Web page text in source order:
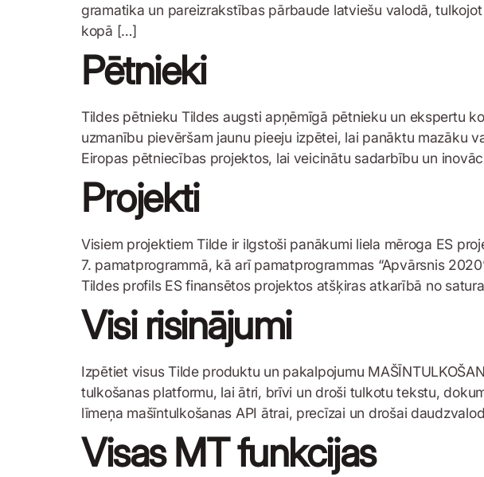
gramatika un pareizrakstības pārbaude latviešu valodā,
kopā […]
Pētnieki
Tildes pētnieku Tildes augsti apņēmīgā pētnieku un ekspertu
uzmanību pievēršam jaunu pieeju izpētei, lai panāktu mazāku
Eiropas pētniecības projektos, lai veicinātu sadarbību un
Projekti
Visiem projektiem Tilde ir ilgstoši panākumi liela mēroga ES
7. pamatprogrammā, kā arī pamatprogrammas “Apvārsnis
Tildes profils ES finansētos projektos atšķiras atkarībā no
Visi risinājumi
Izpētiet visus Tilde produktu un pakalpojumu
tulkošanas platformu, lai ātri, brīvi un droši tulkotu tekstu,
līmeņa mašīntulkošanas API ātrai, precīzai un drošai
Visas MT funkcijas